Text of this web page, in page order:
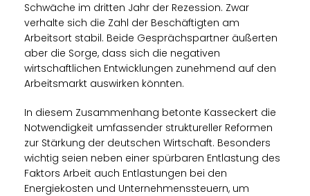
Schwäche im dritten Jahr der Rezession. Zwar
verhalte sich die Zahl der Beschäftigten am
Arbeitsort stabil. Beide Gesprächspartner äußerten
aber die Sorge, dass sich die negativen
wirtschaftlichen Entwicklungen zunehmend auf den
Arbeitsmarkt auswirken könnten.
In diesem Zusammenhang betonte Kasseckert die
Notwendigkeit umfassender struktureller Reformen
zur Stärkung der deutschen Wirtschaft. Besonders
wichtig seien neben einer spürbaren Entlastung des
Faktors Arbeit auch Entlastungen bei den
Energiekosten und Unternehmenssteuern, um